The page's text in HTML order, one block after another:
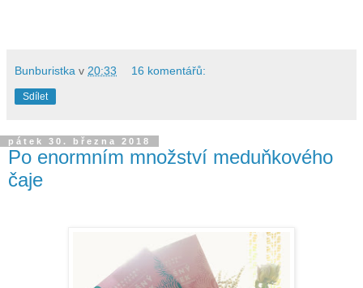
Bunburistka v 20:33 16 komentářů:
Sdílet
pátek 30. března 2018
Po enormním množství meduňkového
čaje